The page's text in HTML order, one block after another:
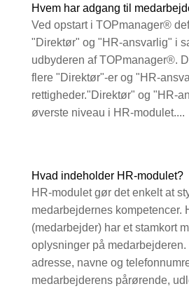
Hvem har adgang til
Ved opstart i TOPmanager®
"Direktør" og "HR-ansvarlig" i
udbyderen af TOPmanager®.
flere "Direktør"-er og "HR-
rettigheder."Direktør" og "HR-
øverste niveau i HR-modulet....
Hvad indeholder HR-modulet?
HR-modulet gør det enkelt at
medarbejdernes kompetencer.
(medarbejder) har et stamkort
oplysninger på
adresse, navne og
medarbejderens pårørende,